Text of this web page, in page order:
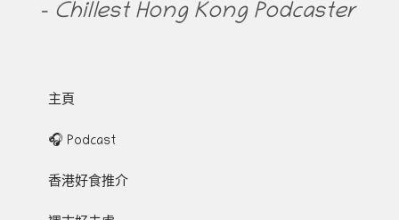
- Chillest Hong Kong Podcaster
主頁
🎧 Podcast
香港好食推介